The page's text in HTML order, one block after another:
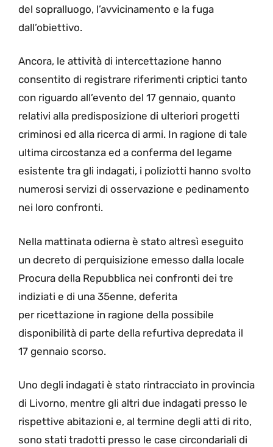
del sopralluogo, l’avvicinamento e la fuga
dall’obiettivo.
Ancora, le attività di intercettazione hanno
consentito di registrare riferimenti criptici tanto
con riguardo all’evento del 17 gennaio, quanto
relativi alla predisposizione di ulteriori progetti
criminosi ed alla ricerca di armi. In ragione di tale
ultima circostanza ed a conferma del legame
esistente tra gli indagati, i poliziotti hanno svolto
numerosi servizi di osservazione e pedinamento
nei loro confronti.
Nella mattinata odierna è stato altresì eseguito
un decreto di perquisizione emesso dalla locale
Procura della Repubblica nei confronti dei tre
indiziati e di una 35enne, deferita
per ricettazione in ragione della possibile
disponibilità di parte della refurtiva depredata il
17 gennaio scorso.
Uno degli indagati è stato rintracciato in provincia
di Livorno, mentre gli altri due indagati presso le
rispettive abitazioni e, al termine degli atti di rito,
sono stati tradotti presso le case circondariali di